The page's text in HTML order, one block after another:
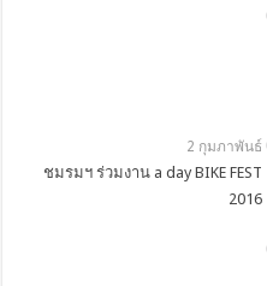
2 กุมภาพันธ์
ชมรมฯ ร่วมงาน a day BIKE FEST
2016